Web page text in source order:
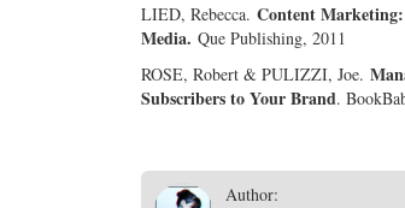
LIED, Rebecca. Content
Media. Que Publishing, 2011
ROSE, Robert & PULIZZI, Joe.
Subscribers to Your Brand.
Author: